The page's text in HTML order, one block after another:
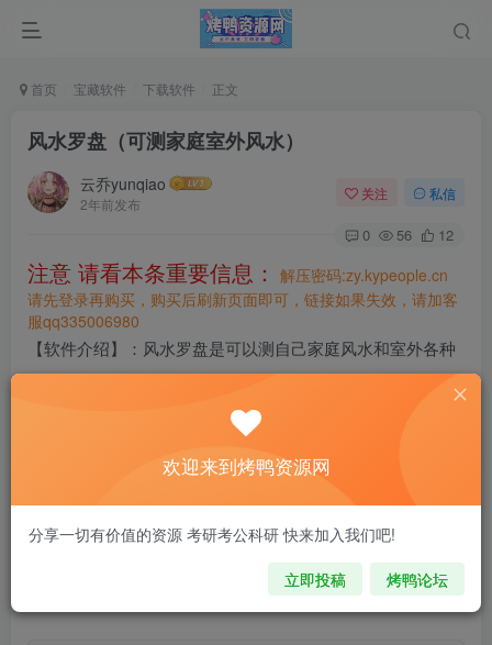
首页 宝藏软件 下载软件 正文
风水罗盘（可测家庭室外风水）
云乔yunqiao
2年前发布
关注 私信
0 56 12
注意 请看本条重要信息：
解压密码:zy.kypeople.cn
请先登录再购买，购买后刷新页面即可，链接如果失效，请加客
服qq335006980
【软件介绍】：风水罗盘是可以测自己家庭风水和室外各种
环境的一个手机软件，他结合中国古典文学易经所出品，为
https://wwvs.lanzoue.com/ieGrv2gc7mch
欢迎来到烤鸭资源网
分享一切有价值的资源 考研考公科研 快来加入我们吧!
立即投稿 烤鸭论坛